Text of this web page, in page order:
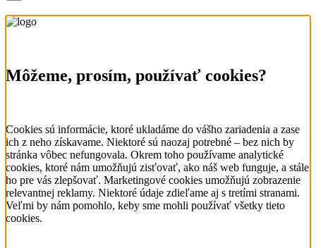
Môžeme, prosím, používať cookies?
Cookies sú informácie, ktoré ukladáme do vášho zariadenia a zase
ich z neho získavame. Niektoré sú naozaj potrebné – bez nich by
stránka vôbec nefungovala. Okrem toho používame analytické
cookies, ktoré nám umožňujú zisťovať, ako náš web funguje, a stále
ho pre vás zlepšovať. Marketingové cookies umožňujú zobrazenie
relevantnej reklamy. Niektoré údaje zdieľame aj s tretími stranami.
Veľmi by nám pomohlo, keby sme mohli používať všetky tieto
cookies.